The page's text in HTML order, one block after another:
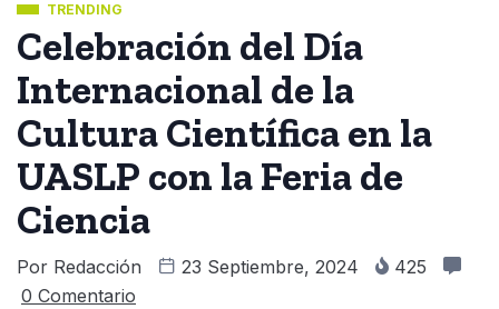
TRENDING
Celebración del Día
Internacional de la
Cultura Científica en la
UASLP con la Feria de
Ciencia
Por Redacción 23 Septiembre, 2024
425
0 Comentario